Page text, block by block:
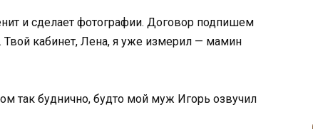
и сделает фотографии. Договор подпишем
кабинет, Лена, я уже измерил — мамин
так буднично, будто мой муж Игорь озвучил